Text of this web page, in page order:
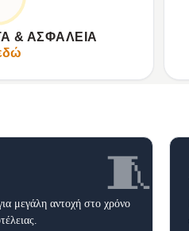
& ΑΣΦΆΛΕΙΑ
αντοχή για καθημερινή χρήση.
προσωπικά σας αντικείμενα.
για απόλυτη ασφάλεια.
🧵
μεγάλη αντοχή στο χρόνο